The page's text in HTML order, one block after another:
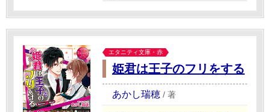
エタニティ文庫・赤
姫君は王子のフリをする
あかし瑞穂 / 著